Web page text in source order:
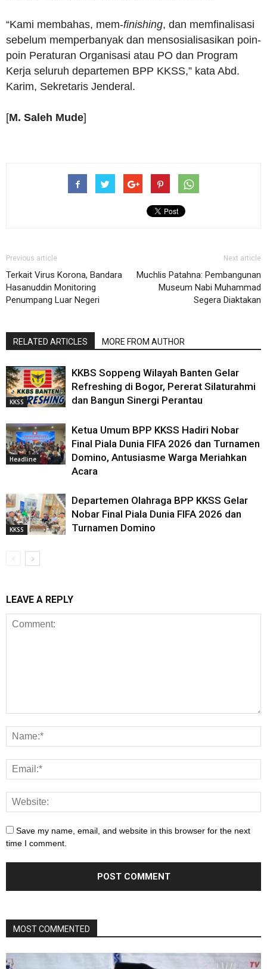
“Kami membahas, mem-finishing, dan memfinalisasi
sebelum memperbanyak dan mensosialisasikan poin-
poin Peraturan Organisasi atau PO dan Program
Kerja seluruh departemen BPP KKSS,” kata Abd.
Karim, Sekretaris Jenderal.
[M. Saleh Mude]
Previous article
Terkait Virus Korona, Bandara
Hasanuddin Monitoring
Penumpang Luar Negeri
Next article
Muchlis Patahna: Pembangunan
Museum Nabi Muhammad
Segera Diaktakan
RELATED ARTICLES MORE FROM AUTHOR
KKSS
KKBS Soppeng Wilayah Banten Gelar
Refreshing di Bogor, Pererat Silaturahmi
dan Bangun Sinergi Perantau
Headline
Ketua Umum BPP KKSS Hadiri Nobar
Final Piala Dunia FIFA 2026 dan Turnamen
Domino, Antusiasme Warga Meriahkan
Acara
KKSS
Departemen Olahraga BPP KKSS Gelar
Nobar Final Piala Dunia FIFA 2026 dan
Turnamen Domino
LEAVE A REPLY
Save my name, email, and website in this browser for the next
time I comment.
MOST COMMENTED